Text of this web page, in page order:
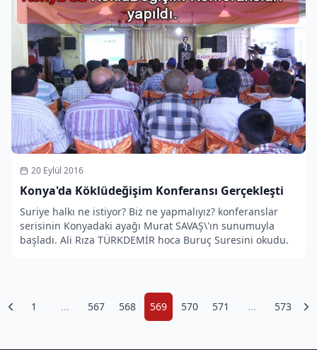
20 Eylül 2016
Konya'da Köklüdeğişim Konferansı Gerçekleşti
Suriye halkı ne istiyor? Biz ne yapmalıyız? konferanslar
serisinin Konyadaki ayağı Murat SAVAŞ\'ın sunumuyla
başladı. Ali Rıza TÜRKDEMİR hoca Buruç Suresini okudu.
1 ... 567 568 569 570 571 ... 573